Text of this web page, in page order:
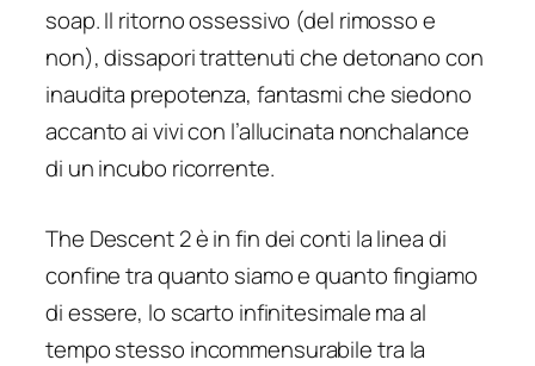
soap. Il ritorno ossessivo (del rimosso e
non), dissapori trattenuti che detonano con
inaudita prepotenza, fantasmi che siedono
accanto ai vivi con l’allucinata nonchalance
di un incubo ricorrente.
The Descent 2 è in fin dei conti la linea di
confine tra quanto siamo e quanto fingiamo
di essere, lo scarto infinitesimale ma al
tempo stesso incommensurabile tra la